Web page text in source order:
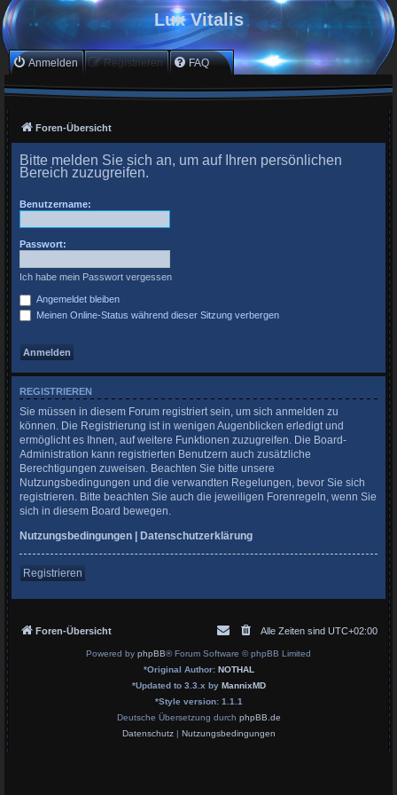
Lux Vitalis
Anmelden Registrieren FAQ
Foren-Übersicht
Bitte melden Sie sich an, um auf Ihren persönlichen
Bereich zuzugreifen.
Benutzername:
Passwort:
Ich habe mein Passwort vergessen
Angemeldet bleiben
Meinen Online-Status während dieser Sitzung verbergen
REGISTRIEREN
Sie müssen in diesem Forum registriert sein, um sich anmelden zu
können. Die Registrierung ist in wenigen Augenblicken erledigt und
ermöglicht es Ihnen, auf weitere Funktionen zuzugreifen. Die Board-
Administration kann registrierten Benutzern auch zusätzliche
Berechtigungen zuweisen. Beachten Sie bitte unsere
Nutzungsbedingungen und die verwandten Regelungen, bevor Sie sich
registrieren. Bitte beachten Sie auch die jeweiligen Forenregeln, wenn Sie
sich in diesem Board bewegen.
Nutzungsbedingungen | Datenschutzerklärung
Registrieren
Foren-Übersicht Alle Zeiten sind UTC+02:00
Powered by phpBB® Forum Software © phpBB Limited
*Original Author: NOTHAL
*Updated to 3.3.x by MannixMD
*Style version: 1.1.1
Deutsche Übersetzung durch phpBB.de
Datenschutz| Nutzungsbedingungen